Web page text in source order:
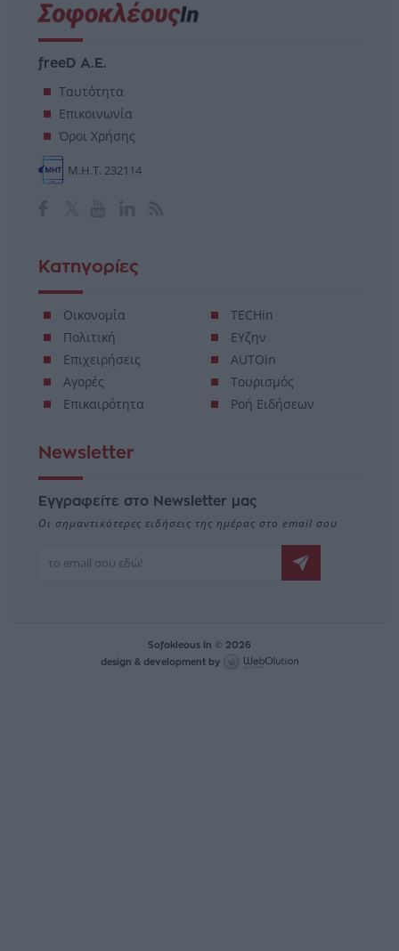
freeD Α.Ε.
Ταυτότητα
Επικοινωνία
Όροι Χρήσης
Μ.Η.Τ. 232114
Κατηγορίες
Οικονομία
Πολιτική
Επιχειρήσεις
Αγορές
Επικαιρότητα
TECHin
ΕΥζην
AUTOin
Τουρισμός
Ροή Ειδήσεων
Newsletter
Εγγραφείτε στο Newsletter μας
Οι σημαντικότερες ειδήσεις της ημέρας στο email σου
Sofokleous In © 2026
design & development by